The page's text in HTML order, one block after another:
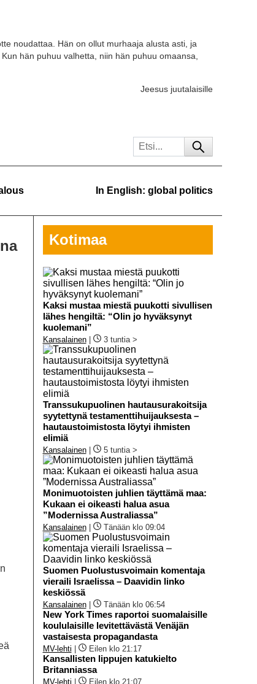
noudattaa. Hän on ollut murhaaja alusta asti, ja
hän puhuu valhetta, niin hän puhuu omaansa,
Jeesus juutalaisille
In English: global politics
Kotimaa
Kaksi mustaa miestä puukotti sivullisen
lähes hengiltä: “Olin jo hyväksynyt
kuolemani”
Kansalainen| 3 tuntia >
Transsukupuolinen hautausurakoitsija
syytettynä testamenttihuijauksesta –
hautaustoimistosta löytyi ihmisten
elimiä
Kansalainen| 5 tuntia >
Monimuotoisten juhlien täyttämä maa:
Kukaan ei oikeasti halua asua
”Modernissa Australiassa”
Kansalainen| Tänään klo 09:04
Suomen Puolustusvoimain komentaja
vieraili Israelissa – Daavidin linko
keskiössä
Kansalainen| Tänään klo 06:54
New York Times raportoi suomalaisille
koululaisille levitettävästä Venäjän
vastaisesta propagandasta
MV-lehti Eilen klo 21:17
Kansallisten lippujen katukielto
Britanniassa
MV-lehti Eilen klo 21:07